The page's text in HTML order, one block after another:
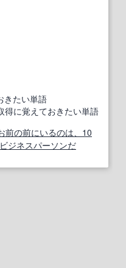
きたい単語
得に覚えておきたい単語
前の前にいるのは、10
ジネスパーソンだ